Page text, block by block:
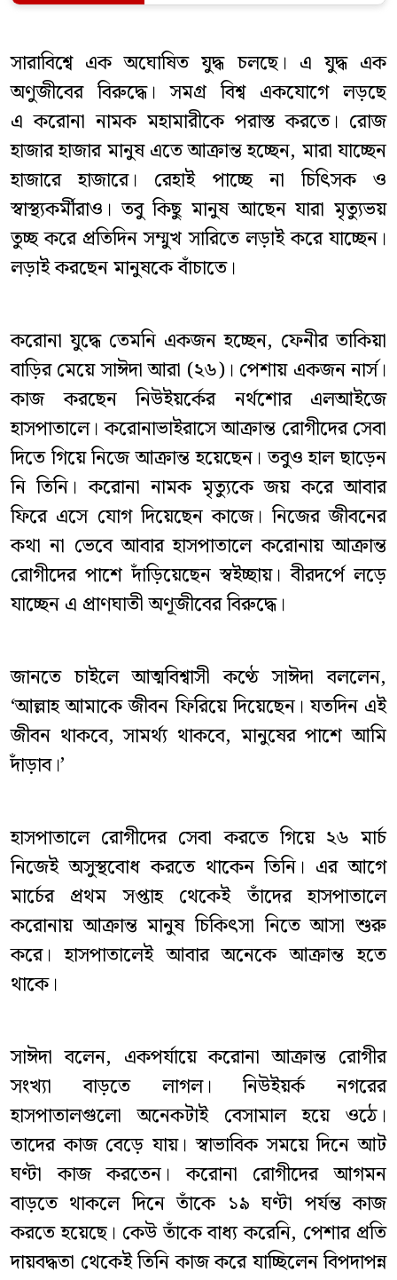
সারাবিশ্বে এক অঘোষিত যুদ্ধ চলছে। এ যুদ্ধ এক
অণুজীবের বিরুদ্ধে। সমগ্র বিশ্ব একযোগে লড়ছে
এ করোনা নামক মহামারীকে পরাস্ত করতে। রোজ
হাজার হাজার মানুষ এতে আক্রান্ত হচ্ছেন, মারা যাচ্ছেন
হাজারে হাজারে। রেহাই পাচ্ছে না চিৎিসক ও
স্বাস্থ্যকর্মীরাও। তবু কিছু মানুষ আছেন যারা মৃত্যুভয়
তুচ্ছ করে প্রতিদিন সম্মুখ সারিতে লড়াই করে যাচ্ছেন।
লড়াই করছেন মানুষকে বাঁচাতে।
করোনা যুদ্ধে তেমনি একজন হচ্ছেন, ফেনীর তাকিয়া
বাড়ির মেয়ে সাঈদা আরা (২৬)। পেশায় একজন নার্স।
কাজ করছেন নিউইয়র্কের নর্থশোর এলআইজে
হাসপাতালে। করোনাভাইরাসে আক্রান্ত রোগীদের সেবা
দিতে গিয়ে নিজে আক্রান্ত হয়েছেন। তবুও হাল ছাড়েন
নি তিনি। করোনা নামক মৃত্যুকে জয় করে আবার
ফিরে এসে যোগ দিয়েছেন কাজে। নিজের জীবনের
কথা না ভেবে আবার হাসপাতালে করোনায় আক্রান্ত
রোগীদের পাশে দাঁড়িয়েছেন স্বইচ্ছায়। বীরদর্পে লড়ে
যাচ্ছেন এ প্রাণঘাতী অণূজীবের বিরুদ্ধে।
জানতে চাইলে আত্মবিশ্বাসী কণ্ঠে সাঈদা বললেন,
‘আল্লাহ আমাকে জীবন ফিরিয়ে দিয়েছেন। যতদিন এই
জীবন থাকবে, সামর্থ্য থাকবে, মানুষের পাশে আমি
দাঁড়াব।’
হাসপাতালে রোগীদের সেবা করতে গিয়ে ২৬ মার্চ
নিজেই অসুস্থবোধ করতে থাকেন তিনি। এর আগে
মার্চের প্রথম সপ্তাহ থেকেই তাঁদের হাসপাতালে
করোনায় আক্রান্ত মানুষ চিকিৎসা নিতে আসা শুরু
করে। হাসপাতালেই আবার অনেকে আক্রান্ত হতে
থাকে।
সাঈদা বলেন, একপর্যায়ে করোনা আক্রান্ত রোগীর
সংখ্যা বাড়তে লাগল। নিউইয়র্ক নগরের
হাসপাতালগুলো অনেকটাই বেসামাল হয়ে ওঠে।
তাদের কাজ বেড়ে যায়। স্বাভাবিক সময়ে দিনে আট
ঘণ্টা কাজ করতেন। করোনা রোগীদের আগমন
বাড়তে থাকলে দিনে তাঁকে ১৯ ঘণ্টা পর্যন্ত কাজ
করতে হয়েছে। কেউ তাঁকে বাধ্য করেনি, পেশার প্রতি
দায়বদ্ধতা থেকেই তিনি কাজ করে যাচ্ছিলেন বিপদাপন্ন